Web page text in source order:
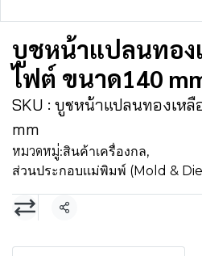
บูชหน้าแปลนทอง
ไฟต์ ขนาด140
SKU : บูชหน้าแปลนทองเห
mm
หมวดหมู่:สินค้าเครื่องกล,
ส่วนประกอบเเม่พิมพ์ (Mold &
แชร์